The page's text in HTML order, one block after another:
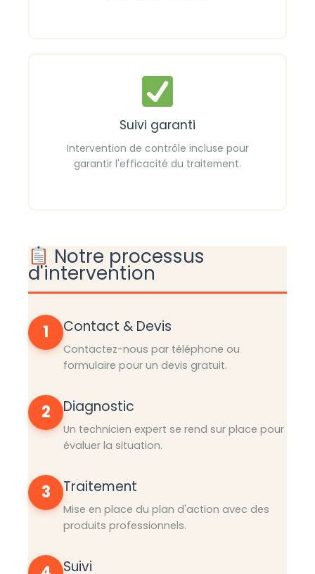
Suivi garanti
Intervention de contrôle incluse pour
garantir l'efficacité du traitement.
Notre processus
d'intervention
1 Contact & Devis
Contactez-nous par téléphone ou
formulaire pour un devis gratuit.
2 Diagnostic
Un technicien expert se rend sur place pour
évaluer la situation.
3 Traitement
Mise en place du plan d'action avec des
produits professionnels.
Suivi